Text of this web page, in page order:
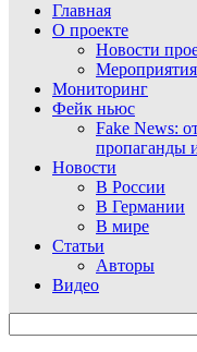
Главная
О проекте
Новости
Мероприятия
Мониторинг
Фейк ньюс
Fake News:
пропаганды
Новости
В России
В Германии
В мире
Статьи
Авторы
Видео
for: